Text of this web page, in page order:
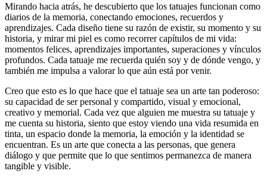
Mirando hacia atrás, he descubierto que los tatuajes funcionan como
diarios de la memoria, conectando emociones, recuerdos y
aprendizajes. Cada diseño tiene su razón de existir, su momento y su
historia, y mirar mi piel es como recorrer capítulos de mi vida:
momentos felices, aprendizajes importantes, superaciones y vínculos
profundos. Cada tatuaje me recuerda quién soy y de dónde vengo, y
también me impulsa a valorar lo que aún está por venir.
Creo que esto es lo que hace que el tatuaje sea un arte tan poderoso:
su capacidad de ser personal y compartido, visual y emocional,
creativo y memorial. Cada vez que alguien me muestra su tatuaje y
me cuenta su historia, siento que estoy viendo una vida resumida en
tinta, un espacio donde la memoria, la emoción y la identidad se
encuentran. Es un arte que conecta a las personas, que genera
diálogo y que permite que lo que sentimos permanezca de manera
tangible y visible.